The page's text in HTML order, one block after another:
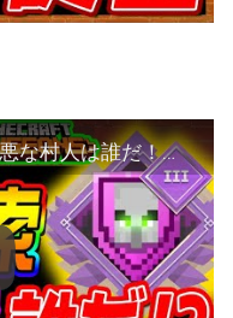
【マイクラダンジョンズ】邪悪な村人は誰だ！新エンチャントを使って人狼を大捜索!!【マインクラフトダンジョンズ】